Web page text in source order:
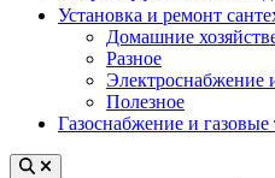
Установка и ремонт
Домашние
Разное
Электроснабжение
Полезное
Газоснабжение и газовые